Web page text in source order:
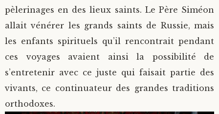
pèlerinages en des lieux saints. Le Père Siméon
allait vénérer les grands saints de Russie, mais
les enfants spirituels qu’il rencontrait pendant
ces voyages avaient ainsi la possibilité de
s’entretenir avec ce juste qui faisait partie des
vivants, ce continuateur des grandes traditions
orthodoxes.